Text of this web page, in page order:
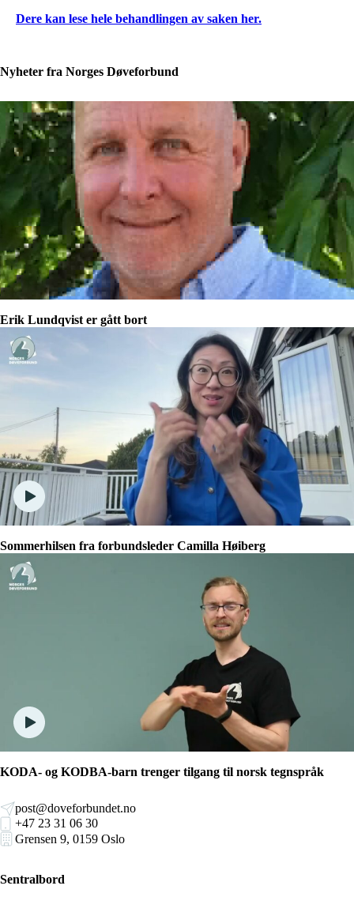
Dere kan lese hele behandlingen av saken her.
Nyheter fra Norges Døveforbund
Erik Lundqvist er gått bort
Sommerhilsen fra forbundsleder Camilla Høiberg
KODA- og KODBA-barn trenger tilgang til norsk tegnspråk
post@doveforbundet.no
+47 23 31 06 30
Grensen 9, 0159 Oslo
Sentralbord